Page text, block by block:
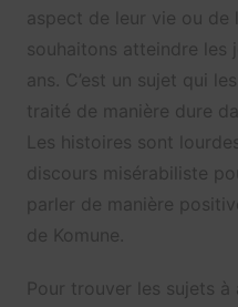
aspect de leur vie ou de
souhaitons atteindre les
ans. C’est un sujet qui
traité de manière dure
Les histoires sont
discours misérabiliste
parler de manière
de Komune.
Pour trouver les sujets